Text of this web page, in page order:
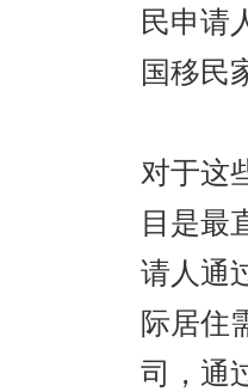
民申请
国移民
对于这
目是最
请人通
际居住
司，通